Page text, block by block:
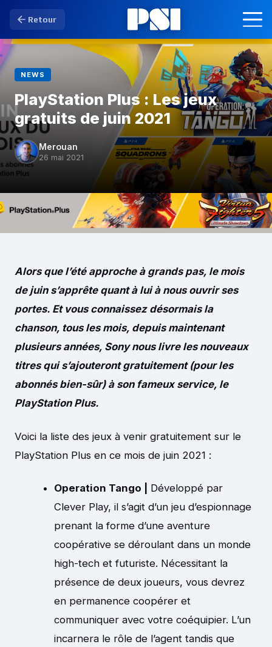
Retour
NEWS
PlayStation Plus : Les jeux
gratuits de juin 2021
Merouan
26 mai 2021
Alors que l’été approche à grands pas, le mois
de juin s’apprête quant à lui à nous ouvrir ses
portes. Et vous connaissez désormais la
chanson, tous les mois, depuis maintenant
plusieurs années, Sony nous livre les nouveaux
titres qui s’ajouteront gratuitement (pour les
abonnés bien-sûr) à son fameux service, le
PlayStation Plus.
Voici la liste des jeux à venir gratuitement sur le
PlayStation Plus en ce mois de juin 2021 :
Operation Tango |
Développé par
Clever Play, il s’agit d’un jeu d’espionnage
prenant la forme d’une aventure
coopérative se déroulant dans un monde
high-tech et futuriste. Nécessitant la
présence de deux joueurs, vous devrez
en permanence coopérer et
communiquer avec votre coéquipier. L’un
incarnera le rôle de l’agent tandis que